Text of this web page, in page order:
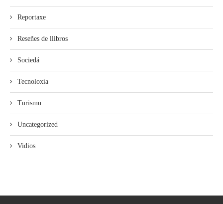
Reportaxe
Reseñes de llibros
Sociedá
Tecnoloxía
Turismu
Uncategorized
Vidios